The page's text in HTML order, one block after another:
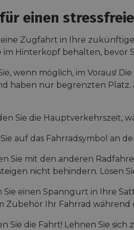
einen
eine Zugfahrt in Ihre
im Hinterkopf behalten, bevor
wenn möglich, im Voraus!
haben nur begrenzten Platz.
Sie die Hauptverkehrszeit,
auf das Fahrradsymbol an
Sie mit den anderen
nicht behindern. Lösen
Sie einen Spanngurt in Ihre
Zubehör Ihr Fahrrad
Sie die Fahrt! Lehnen Sie
cf_chl_rc_i
__cf_bm
ASP.NET_SessionId
li_gc